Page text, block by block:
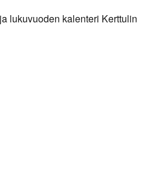
lukuvuoden kalenteri Kerttulin